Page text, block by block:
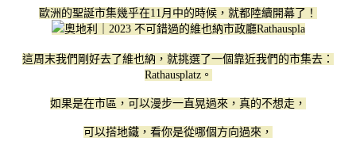
歐洲的聖誕市集幾乎在11月中的時候，就都陸續開幕了！
這周末我們剛好去了維也納，就挑選了一個靠近我們的市集去：
Rathausplatz。
如果是在市區，可以漫步一直晃過來，真的不想走，
可以搭地鐵，看你是從哪個方向過來，